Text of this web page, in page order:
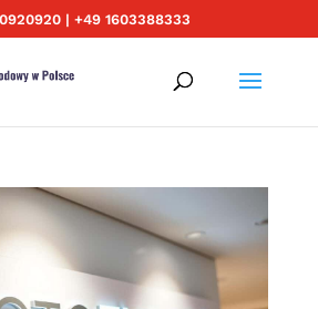
| +49 1603388333